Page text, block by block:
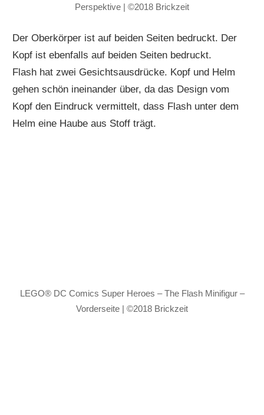
Perspektive | ©2018 Brickzeit
Der Oberkörper ist auf beiden Seiten bedruckt. Der
Kopf ist ebenfalls auf beiden Seiten bedruckt.
Flash hat zwei Gesichtsausdrücke. Kopf und Helm
gehen schön ineinander über, da das Design vom
Kopf den Eindruck vermittelt, dass Flash unter dem
Helm eine Haube aus Stoff trägt.
LEGO® DC Comics Super Heroes – The Flash Minifigur –
Vorderseite | ©2018 Brickzeit